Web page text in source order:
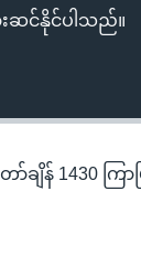
ဆင်နိုင်ပါသည်။
ျိန် 1430 ကြာမ